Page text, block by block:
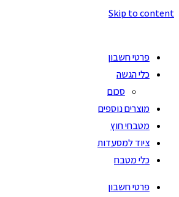
Skip to content
פרטי חשבון
כלי הגשה
סכום
מוצרים נוספים
מטבחי חוץ
ציוד למסעדות
כלי מטבח
פרטי חשבון